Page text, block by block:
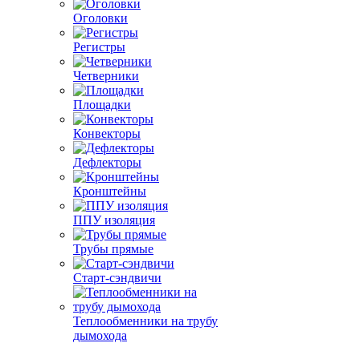
Оголовки
Регистры
Четверники
Площадки
Конвекторы
Дефлекторы
Кронштейны
ППУ изоляция
Трубы прямые
Старт-сэндвичи
Теплообменники на трубу
дымохода